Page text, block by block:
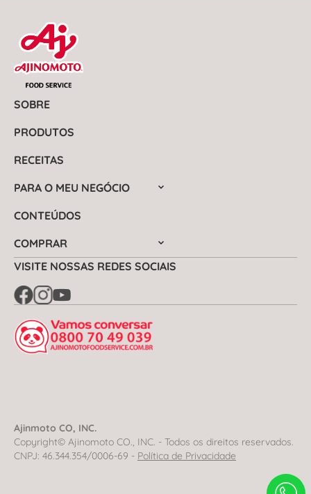
SOBRE
PRODUTOS
RECEITAS
PARA O MEU NEGÓCIO
CONTEÚDOS
COMPRAR
VISITE NOSSAS REDES SOCIAIS
Ajinmoto CO, INC.
Copyright© Ajinomoto CO., INC. - Todos os direitos reservados.
CNPJ: 46.344.354/0006-69 - Política de Privacidade